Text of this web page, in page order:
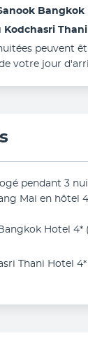
Bangkok
Kodchasri
peuvent
votre jour
pendant 3
Mai en hôtel
Hotel 4*
Thani Hotel